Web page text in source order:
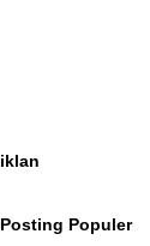
iklan
Posting Populer